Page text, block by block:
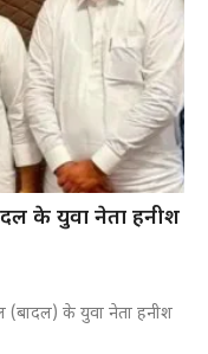
के युवा नेता हनीश
(बादल) के युवा नेता हनीश